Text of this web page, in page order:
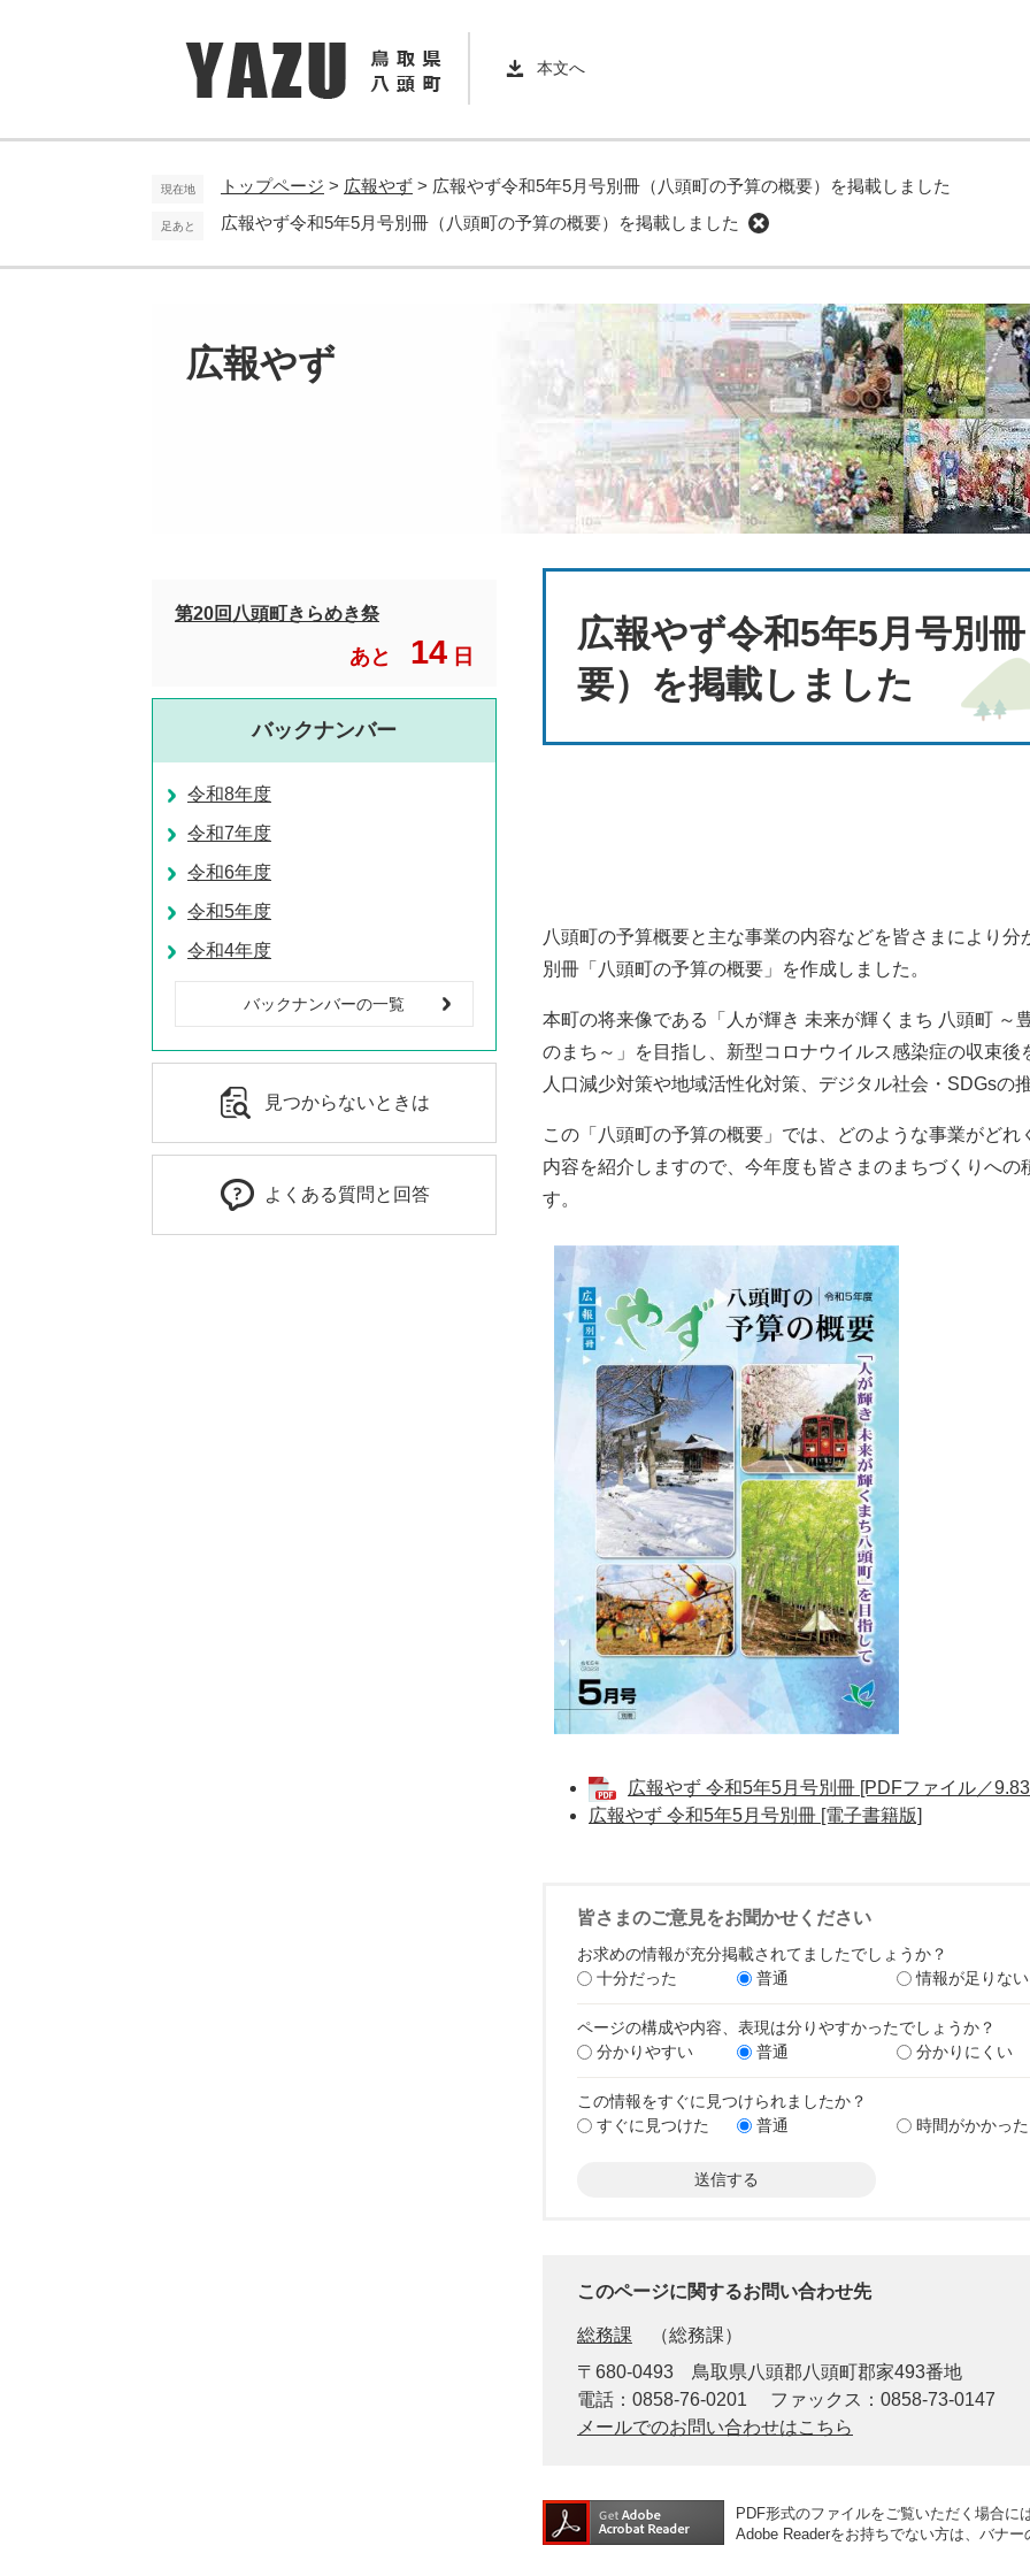
本
本文へ
現在地 トップページ > 広報やず > 広報やず令和5年5月号別冊（八頭町の予算の概要）を掲載しました
足あと 広報やず令和5年5月号別冊（八頭町の予算の概要）を掲載しました
広報やず
広報やず令和5年5月号別
要）を掲載しました
八頭町の予算概要と主な事業の内容などを皆さまにより
別冊「八頭町の予算の概要」を作成しました。
本町の将来像である「人が輝き 未来が輝くまち 八頭町 ～
のまち～」を目指し、新型コロナウイルス感染症の収束
人口減少対策や地域活性化対策、デジタル社会・SDGsの
この「八頭町の予算の概要」では、どのような事業がど
内容を紹介しますので、今年度も皆さまのまちづくりへ
す。
広報やず 令和5年5月号別冊 [PDFファイル／
広報やず 令和5年5月号別冊 [電子書籍版]
皆さまのご意見をお聞かせください
お求めの情報が充分掲載されてましたでしょうか？
十分だった
普通 情報が足りない
ページの構成や内容、表現は分りやすかったでしょうか？
分かりやすい
普通 分かりにくい
この情報をすぐに見つけられましたか？
すぐに見つけた
普通 時間がかかった
このページに関するお問い合わせ先
総務課
総務課
〒680-0493
鳥取県八頭郡八頭町郡家493番地
電話：0858-76-0201
ファックス：0858-73-0147
メールでのお問い合わせはこちら
PDF形式のファイルをご覧いただく場合に
Adobe Readerをお持ちでない方は、バナ
第20回八頭町きらめき祭
あと 14 日
バックナンバー
令和8年度
令和7年度
令和6年度
令和5年度
令和4年度
バックナンバーの一覧
見つからないときは
よくある質問と回答